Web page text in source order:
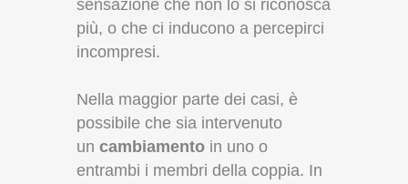
sensazione che non lo si riconosca
più, o che ci inducono a percepirci
incompresi.
Nella maggior parte dei casi, è
possibile che sia intervenuto
un cambiamento in uno o
entrambi i membri della coppia. In